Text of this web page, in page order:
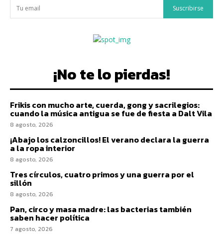
Suscribirse
¡No te lo pierdas!
Frikis con mucho arte, cuerda, gong y sacrilegios:
cuando la música antigua se fue de fiesta a Dalt Vila
8 agosto, 2026
¡Abajo los calzoncillos! El verano declara la guerra
a la ropa interior
8 agosto, 2026
Tres círculos, cuatro primos y una guerra por el
sillón
8 agosto, 2026
Pan, circo y masa madre: las bacterias también
saben hacer política
7 agosto, 2026